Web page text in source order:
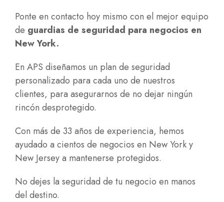
Ponte en contacto hoy mismo con el mejor equipo
de guardias de seguridad para negocios en
New York.
En APS diseñamos un plan de seguridad
personalizado para cada uno de nuestros
clientes, para asegurarnos de no dejar ningún
rincón desprotegido.
Con más de 33 años de experiencia, hemos
ayudado a cientos de negocios en New York y
New Jersey a mantenerse protegidos.
No dejes la seguridad de tu negocio en manos
del destino.